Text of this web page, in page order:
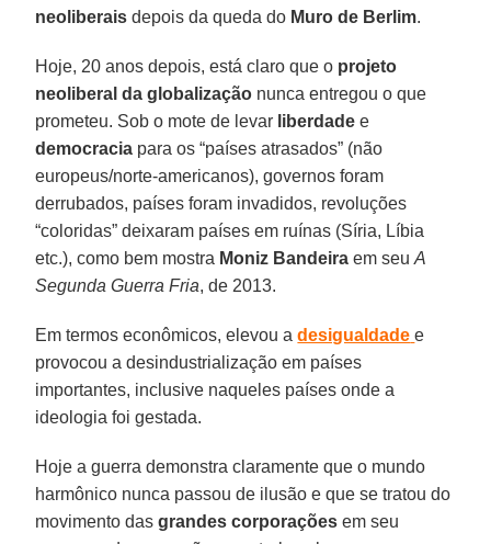
neoliberais depois da queda do Muro de Berlim.
Hoje, 20 anos depois, está claro que o projeto
neoliberal da globalização nunca entregou o que
prometeu. Sob o mote de levar liberdade e
democracia para os “países atrasados” (não
europeus/norte-americanos), governos foram
derrubados, países foram invadidos, revoluções
“coloridas” deixaram países em ruínas (Síria, Líbia
etc.), como bem mostra Moniz Bandeira em seuA
Segunda Guerra Fria, de 2013.
Em termos econômicos, elevou adesigualdade e
provocou a desindustrialização em países
importantes, inclusive naqueles países onde a
ideologia foi gestada.
Hoje a guerra demonstra claramente que o mundo
harmônico nunca passou de ilusão e que se tratou do
movimento dasgrandes corporações em seu